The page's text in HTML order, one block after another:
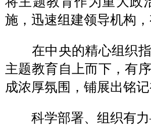
施，迅速组建领导机构
在中央的精心组织指
主题教育自上而下，有
成浓厚氛围，铺展出铭
科学部署、组织有